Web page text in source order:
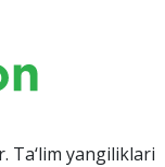
Ta‘lim yangiliklari